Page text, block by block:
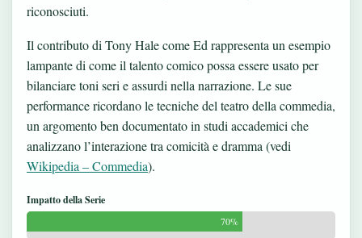
riconosciuti.
Il contributo di Tony Hale come Ed rappresenta un esempio
lampante di come il talento comico possa essere usato per
bilanciare toni seri e assurdi nella narrazione. Le sue
performance ricordano le tecniche del teatro della commedia,
un argomento ben documentato in studi accademici che
analizzano l’interazione tra comicità e dramma (vedi
Wikipedia – Commedia).
Impatto della Serie
70%